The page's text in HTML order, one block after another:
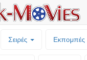
Σειρές Εκπομπές